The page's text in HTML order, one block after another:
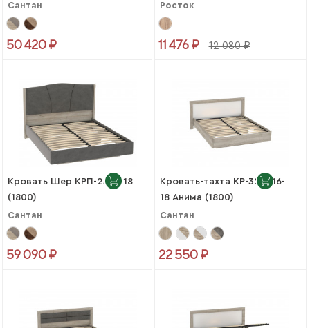
Сантан
50 420 ₽
Росток
11 476 ₽ 12 080 ₽
Кровать Шер КРП-23-М-18
(1800)
Сантан
59 090 ₽
Кровать-тахта КР-320-16-
18 Анима (1800)
Сантан
22 550 ₽